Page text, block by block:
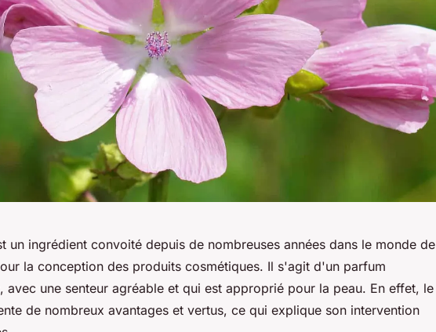
un ingrédient convoité depuis de nombreuses années dans le monde de
la conception des produits cosmétiques. Il s'agit d'un parfum
avec une senteur agréable et qui est approprié pour la peau. En effet, le
de nombreux avantages et vertus, ce qui explique son intervention